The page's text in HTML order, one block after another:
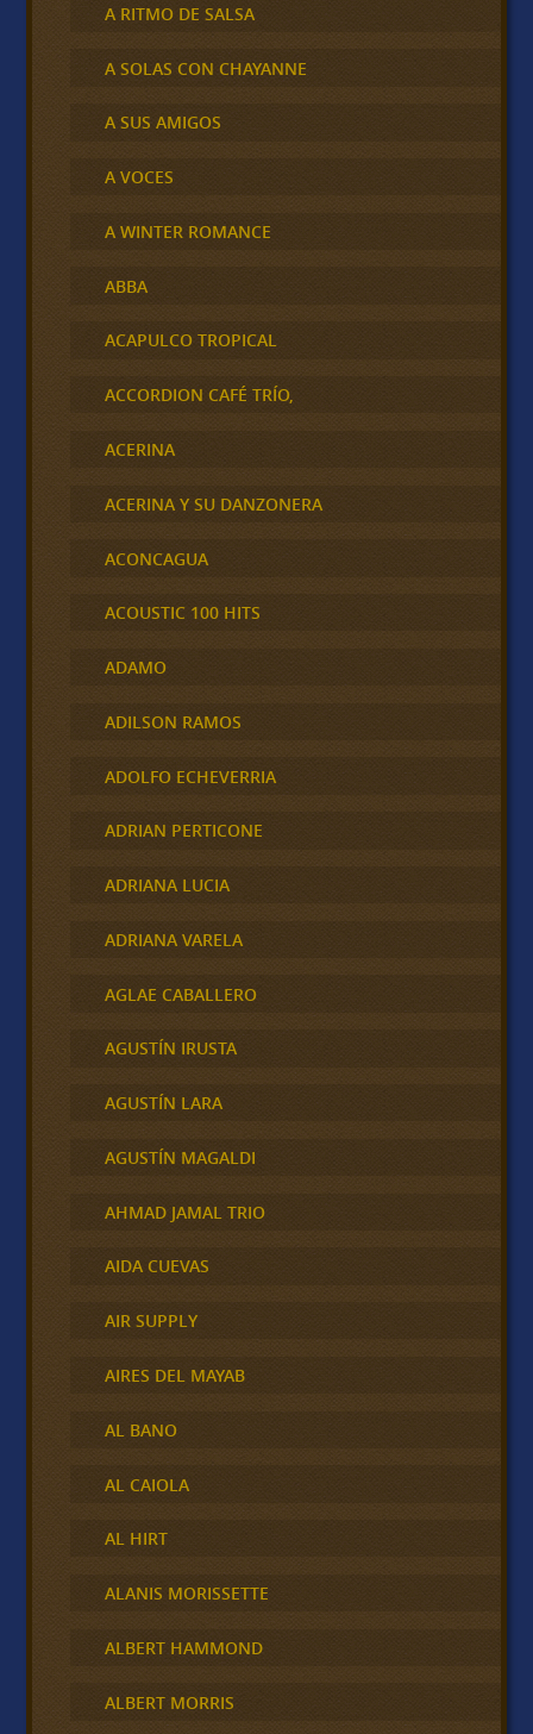
A RITMO DE SALSA
A SOLAS CON CHAYANNE
A SUS AMIGOS
A VOCES
A WINTER ROMANCE
ABBA
ACAPULCO TROPICAL
ACCORDION CAFÉ TRÍO,
ACERINA
ACERINA Y SU DANZONERA
ACONCAGUA
ACOUSTIC 100 HITS
ADAMO
ADILSON RAMOS
ADOLFO ECHEVERRIA
ADRIAN PERTICONE
ADRIANA LUCIA
ADRIANA VARELA
AGLAE CABALLERO
AGUSTÍN IRUSTA
AGUSTÍN LARA
AGUSTÍN MAGALDI
AHMAD JAMAL TRIO
AIDA CUEVAS
AIR SUPPLY
AIRES DEL MAYAB
AL BANO
AL CAIOLA
AL HIRT
ALANIS MORISSETTE
ALBERT HAMMOND
ALBERT MORRIS